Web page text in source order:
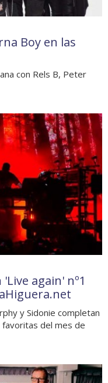
Boy en las
con Rels B, Peter
again' nº1
y Sidonie completan
del mes de